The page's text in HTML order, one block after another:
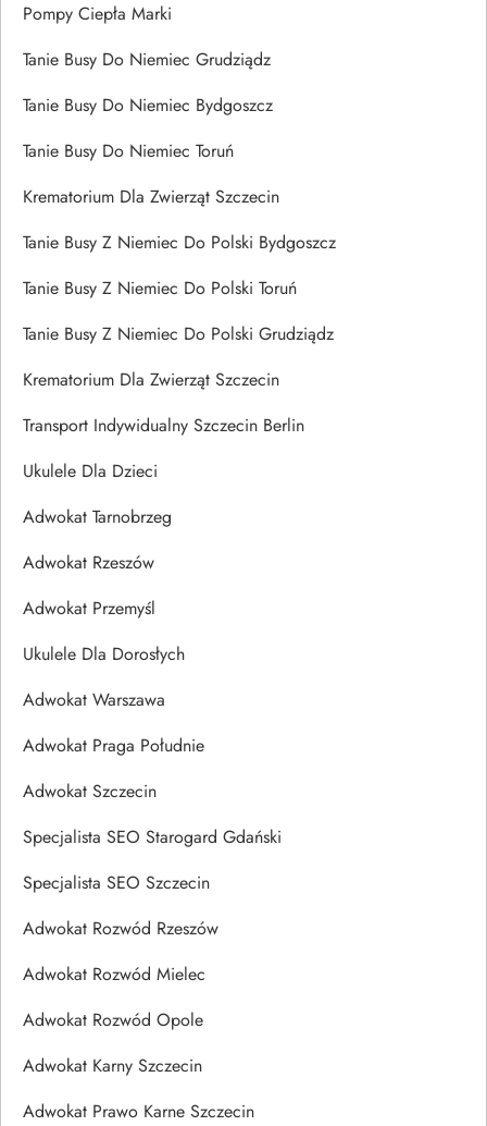
Pompy Ciepła Marki
Tanie Busy Do Niemiec Grudziądz
Tanie Busy Do Niemiec Bydgoszcz
Tanie Busy Do Niemiec Toruń
Krematorium Dla Zwierząt Szczecin
Tanie Busy Z Niemiec Do Polski Bydgoszcz
Tanie Busy Z Niemiec Do Polski Toruń
Tanie Busy Z Niemiec Do Polski Grudziądz
Krematorium Dla Zwierząt Szczecin
Transport Indywidualny Szczecin Berlin
Ukulele Dla Dzieci
Adwokat Tarnobrzeg
Adwokat Rzeszów
Adwokat Przemyśl
Ukulele Dla Dorosłych
Adwokat Warszawa
Adwokat Praga Południe
Adwokat Szczecin
Specjalista SEO Starogard Gdański
Specjalista SEO Szczecin
Adwokat Rozwód Rzeszów
Adwokat Rozwód Mielec
Adwokat Rozwód Opole
Adwokat Karny Szczecin
Adwokat Prawo Karne Szczecin